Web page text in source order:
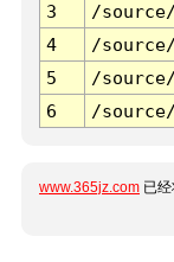
3 /
4
/
5
/
6
/
www.365jz.com 已